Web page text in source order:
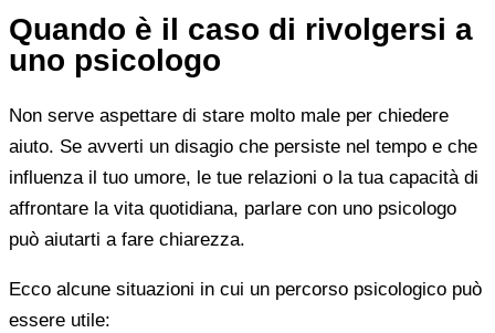
Quando è il caso di rivolgersi a
uno psicologo
Non serve aspettare di stare molto male per chiedere
aiuto. Se avverti un disagio che persiste nel tempo e che
influenza il tuo umore, le tue relazioni o la tua capacità di
affrontare la vita quotidiana, parlare con uno psicologo
può aiutarti a fare chiarezza.
Ecco alcune situazioni in cui un percorso psicologico può
essere utile: